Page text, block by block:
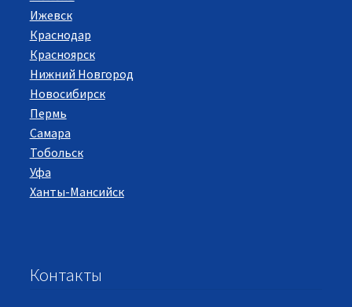
Ижевск
Краснодар
Красноярск
Нижний Новгород
Новосибирск
Пермь
Самара
Тобольск
Уфа
Ханты-Мансийск
Контакты